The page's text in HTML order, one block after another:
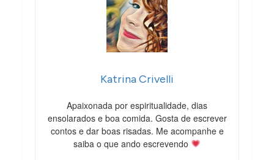
Katrina Crivelli
Apaixonada por espiritualidade, dias
ensolarados e boa comida. Gosta de escrever
contos e dar boas risadas. Me acompanhe e
saiba o que ando escrevendo